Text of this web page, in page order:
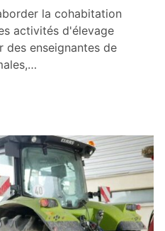
la cohabitation
activités d'élevage
des enseignantes de